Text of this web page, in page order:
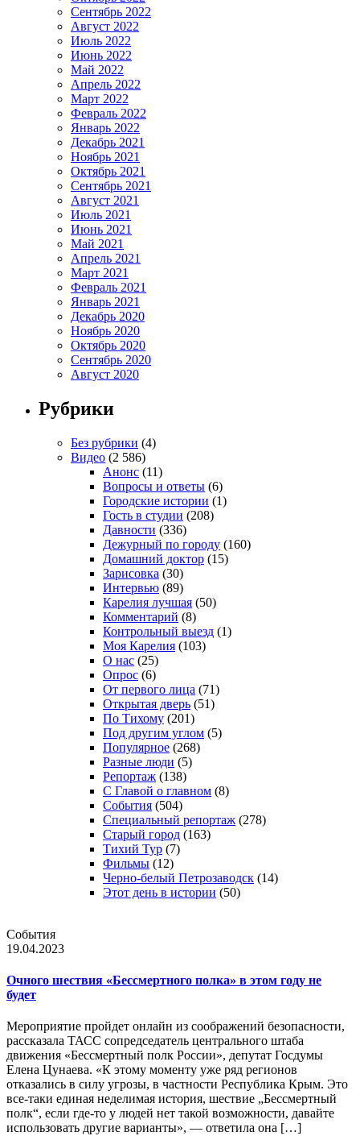
Сентябрь 2022
Август 2022
Июль 2022
Июнь 2022
Май 2022
Апрель 2022
Март 2022
Февраль 2022
Январь 2022
Декабрь 2021
Ноябрь 2021
Октябрь 2021
Сентябрь 2021
Август 2021
Июль 2021
Июнь 2021
Май 2021
Апрель 2021
Март 2021
Февраль 2021
Январь 2021
Декабрь 2020
Ноябрь 2020
Октябрь 2020
Сентябрь 2020
Август 2020
Рубрики
Без рубрики (4)
Видео (2 586)
Анонс (11)
Вопросы и ответы (6)
Городские истории (1)
Гость в студии (208)
Давности (336)
Дежурный по городу (160)
Домашний доктор (15)
Зарисовка (30)
Интервью (89)
Карелия лучшая (50)
Комментарий (8)
Контрольный выезд (1)
Моя Карелия (103)
О нас (25)
Опрос (6)
От первого лица (71)
Открытая дверь (51)
По Тихому (201)
Под другим углом (5)
Популярное (268)
Разные люди (5)
Репортаж (138)
С Главой о главном (8)
События (504)
Специальный репортаж (278)
Старый город (163)
Тихий Тур (7)
Фильмы (12)
Черно-белый Петрозаводск (14)
Этот день в истории (50)
События
19.04.2023
Очного шествия «Бессмертного полка» в этом году не
будет
Мероприятие пройдет онлайн из соображений безопасности,
рассказала ТАСС сопредседатель центрального штаба
движения «Бессмертный полк России», депутат Госдумы
Елена Цунаева. «К этому моменту уже ряд регионов
отказались в силу угрозы, в частности Республика Крым. Это
все-таки единая неделимая история, шествие „Бессмертный
полк“, если где-то у людей нет такой возможности, давайте
использовать другие варианты», — ответила она […]